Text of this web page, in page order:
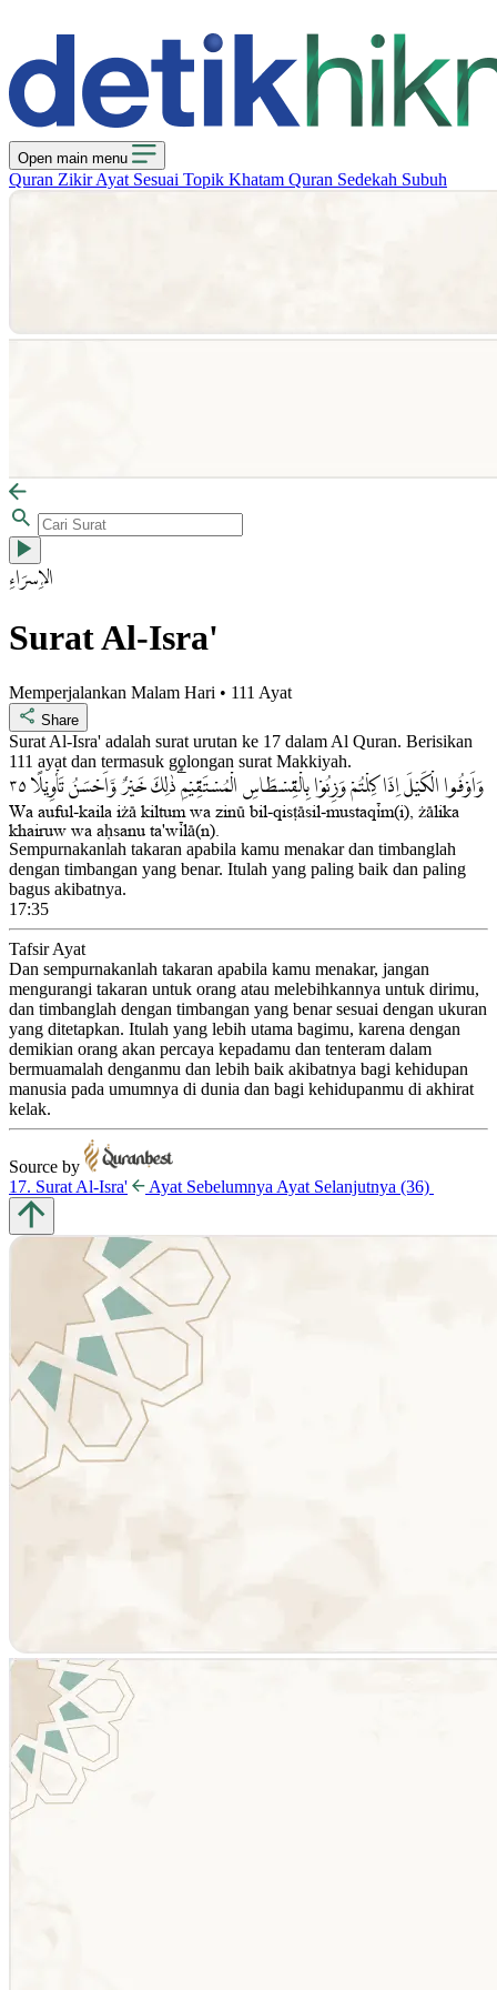
Open main menu
Quran ZikirAyat Sesuai Topik Khatam Quran Sedekah Subuh
الإِسۡرَاءِ
Surat Al-Isra'
Memperjalankan Malam Hari • 111 Ayat
Share
Surat Al-Isra' adalah surat urutan ke 17 dalam Al Quran. Berisikan
111 ayat dan termasuk golongan surat Makkiyah.
وَاَوْفُوا الْكَيْلَ اِذَا كِلْتُمْ وَزِنُوْا بِالْقِسْطَاسِ الْمُسْتَقِيْمِۗ ذٰلِكَ خَيْرٌ وَّاَحْسَنُ تَأْوِيْلًا٣٥
Wa auful-kaila i©± kiltum wa zinµ bil-qis¯±sil-mustaq³m(i), ©±lika
khairuw wa a¥sanu ta'w³l±(n).
Sempurnakanlah takaran apabila kamu menakar dan timbanglah
dengan timbangan yang benar. Itulah yang paling baik dan paling
bagus akibatnya.
17:35
Tafsir Ayat
Dan sempurnakanlah takaran apabila kamu menakar, jangan
mengurangi takaran untuk orang atau melebihkannya untuk dirimu,
dan timbanglah dengan timbangan yang benar sesuai dengan ukuran
yang ditetapkan. Itulah yang lebih utama bagimu, karena dengan
demikian orang akan percaya kepadamu dan tenteram dalam
bermuamalah denganmu dan lebih baik akibatnya bagi kehidupan
manusia pada umumnya di dunia dan bagi kehidupanmu di akhirat
kelak.
Source by
17. Surat Al-Isra'
Ayat Sebelumnya Ayat Selanjutnya (36)